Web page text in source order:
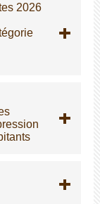
2026